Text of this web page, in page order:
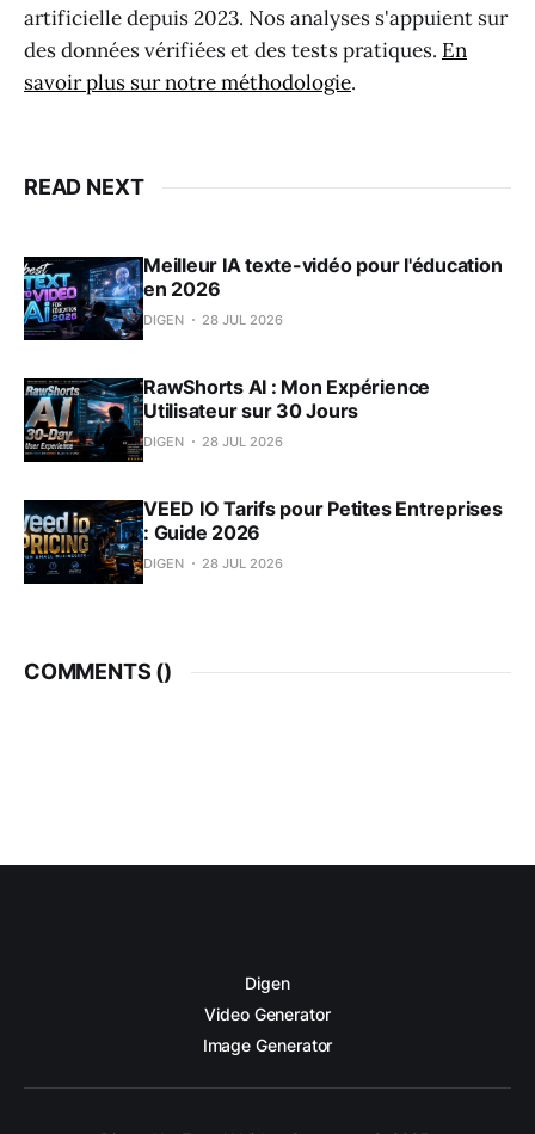
artificielle depuis 2023. Nos analyses s'appuient sur
des données vérifiées et des tests pratiques. En
savoir plus sur notre méthodologie.
READ NEXT
Meilleur IA texte-vidéo pour l'éducation
en 2026
DIGEN 28 JUL 2026
RawShorts AI : Mon Expérience
Utilisateur sur 30 Jours
DIGEN 28 JUL 2026
VEED IO Tarifs pour Petites Entreprises
: Guide 2026
DIGEN 28 JUL 2026
COMMENTS ()
Digen
Video Generator
Image Generator